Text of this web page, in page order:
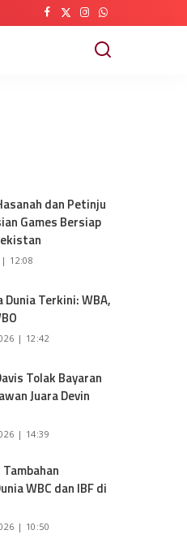
dan Petinju
Games Bersiap
| 12:08
Dunia Terkini: WBA,
| 12:42
Tolak Bayaran
Juara Devin
| 14:39
WBC dan IBF di
| 10:50